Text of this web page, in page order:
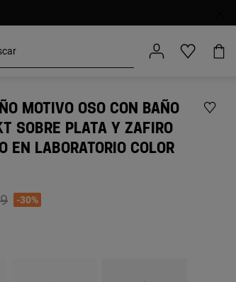
MOTIVO OSO CON BAÑO
SOBRE PLATA Y ZAFIRO
EN LABORATORIO COLOR
from
to-30%